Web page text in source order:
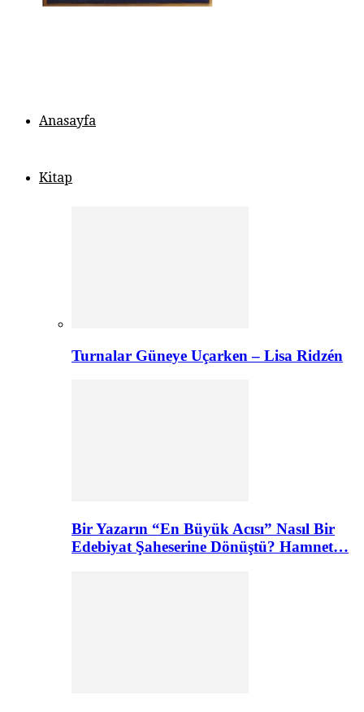
Anasayfa
Kitap
Turnalar Güneye Uçarken – Lisa Ridzén
Bir Yazarın “En Büyük Acısı” Nasıl Bir
Edebiyat Şaheserine Dönüştü? Hamnet…